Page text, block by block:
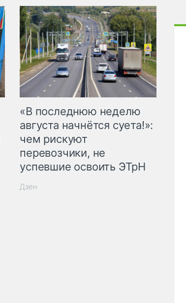
«В последнюю неделю
августа начнётся суета!»:
чем рискуют
перевозчики, не
успевшие освоить ЭТрН
Дзен